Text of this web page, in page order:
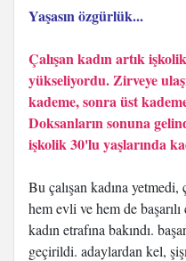
Yaşasın özgürlük...
Çalışan kadın artık
yükseliyordu. Zirveye
kademe, sonra üst
Doksanların sonuna
işkolik 30'lu yaşlarında
Bu çalışan kadına
hem evli ve hem de başarılı
kadın etrafına bakındı.
geçirildi. adaylardan kel,